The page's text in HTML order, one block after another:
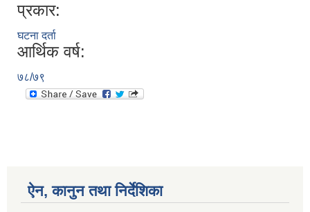
प्रकार:
घटना दर्ता
आर्थिक वर्ष:
७८/७९
ऐन, कानुन तथा निर्देशिका